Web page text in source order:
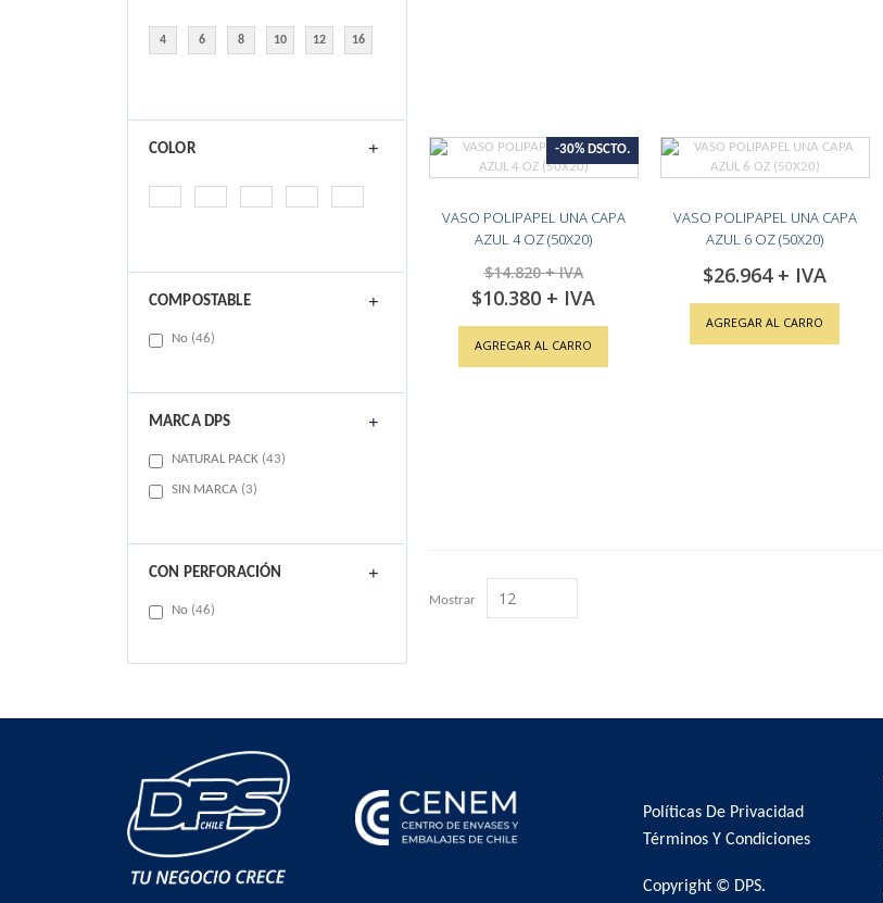
-30% DSCTO.
VASO POLIPAPEL UNA CAPA
AZUL 4 OZ (50X20)
$14.820
Special
Price
$10.380
AGREGAR AL CARRO
VASO POLIPAPEL UNA CAPA
AZUL 6 OZ (50X20)
$26.964
AGREGAR AL CARRO
Mostrar
4 6 8 10 12 16
COLOR
COMPOSTABLE
No 46items
MARCA DPS
NATURAL PACK 43items
SIN MARCA 3items
CON PERFORACIÓN
No 46items
Políticas De Privacidad
Términos Y Condiciones
Copyright © DPS.